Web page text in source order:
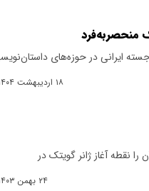
منحصر‌به‌فرد
ایرانی در حوزه‌های
۱۸ اردیبهشت ۱۴۰۴
را نقطه آغاز ژانر گویتک در
۲۴ بهمن ۱۴۰۳